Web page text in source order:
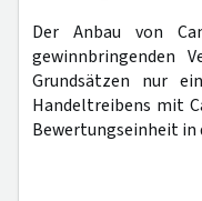
Der Anbau von
gewinnbringenden
Grundsätzen nur
Handeltreibens mit
Bewertungseinheit in